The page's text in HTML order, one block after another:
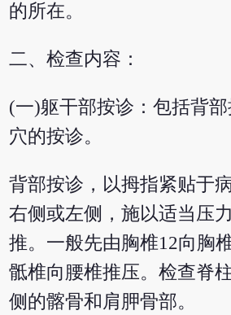
的所在。
二、检查内容：
(一)躯干部按诊：包括背
穴的按诊。
背部按诊，以拇指紧贴于
右侧或左侧，施以适当压
推。一般先由胸椎12向胸
骶椎向腰椎推压。检查脊
侧的髂骨和肩胛骨部。